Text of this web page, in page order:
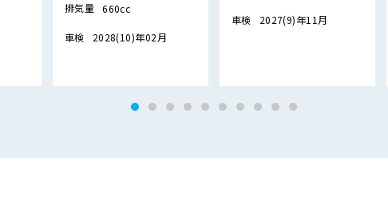
排気量 660cc
車検 2028(10)年02月
車検 2027(9)年11月